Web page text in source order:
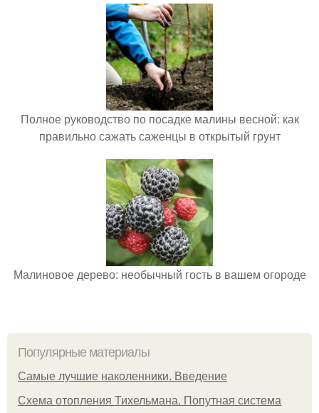
Полное руководство по посадке малины весной: как
правильно сажать саженцы в открытый грунт
Малиновое дерево: необычный гость в вашем огороде
Популярные материалы
Самые лучшие наколенники. Введение
Схема отопления Тихельмана. Попутная система